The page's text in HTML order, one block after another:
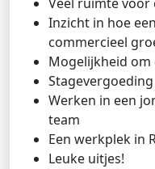
Veel ruimte
Inzicht in hoe
commercieel
Mogelijkheid
Werken in een
team
Een werkplek in
Leuke uitjes!